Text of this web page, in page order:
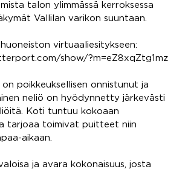
talon ylimmässä kerroksessa
Vallilan varikon suuntaan.
virtuaaliesitykseen:
show/?m=eZ8xqZtg1mz
on poikkeuksellisen onnistunut ja
neliö on hyödynnetty järkevästi
Koti tuntuu kokoaan
tarjoaa toimivat puitteet niin
aikaan.
ja avara kokonaisuus, josta